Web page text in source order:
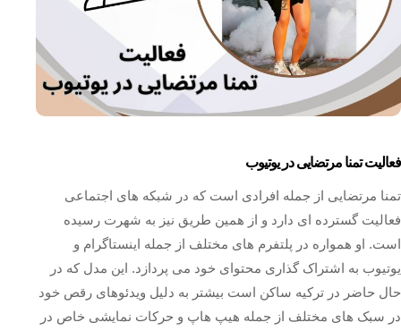
فعالیت تمنا مرتضایی در یوتیوب
تمنا مرتضایی از جمله افرادی است که در شبکه های اجتماعی
فعالیت گسترده ای دارد و از همین طریق نیز به شهرت رسیده
است. او همواره در پلتفرم‌ های مختلف از جمله اینستاگرام و
یوتیوب به اشتراک‌ گذاری محتوای خود می‌ پردازد. این مدل که در
حال حاضر در ترکیه ساکن است بیشتر به دلیل ویدئوهای رقص خود
در سبک‌ های مختلف از جمله هیپ‌ هاپ و حرکات نمایشی خاص در